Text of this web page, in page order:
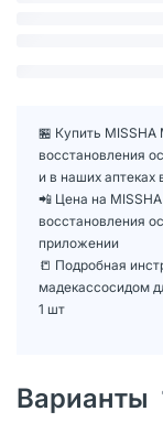
🏪 Купить
восстановления
и в наших аптеках
📲 Цена на
восстановления
приложении
📒 Подробная
мадекассосидом
1 шт
Варианты